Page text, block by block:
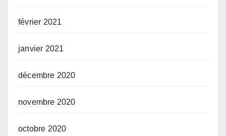
février 2021
janvier 2021
décembre 2020
novembre 2020
octobre 2020